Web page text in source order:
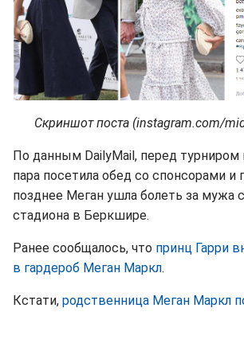
Скриншот поста (instagram.com/
По данным DailyMail, перед турниром
пара посетила обед со спонсорами и
позднее Меган ушла болеть за мужа
стадиона в Беркшире.
Ранее сообщалось, что принц Гарри
в гардероб Меган Маркл.
Кстати, родственница Меган Маркл